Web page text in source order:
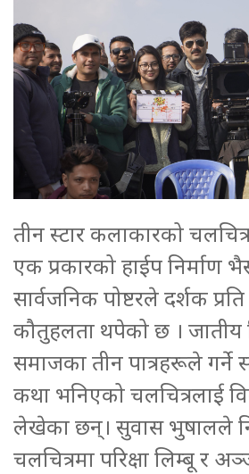
तीन स्टार कलाकारको
एक प्रकारको हाईप
सार्वजनिक पोष्टरले दर्शक
कौतुहलता थपेको छ । जातीय
समाजका तीन पात्रहरूले गर्ने
कथा भनिएको चलचित्रलाई
लेखेका छन्। सुवास भुषालले
चलचित्रमा परिक्षा लिम्बू र